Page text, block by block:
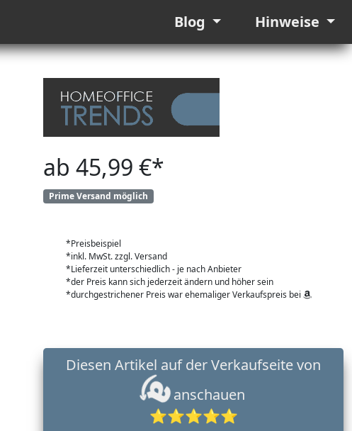
Blog Hinweise
ab 45,99 €*
Prime Versand möglich
*Preisbeispiel
*inkl. MwSt. zzgl. Versand
*Lieferzeit unterschiedlich - je nach Anbieter
*der Preis kann sich jederzeit ändern und höher sein
*durchgestrichener Preis war ehemaliger Verkaufspreis bei
anschauen
⭐⭐⭐⭐⭐